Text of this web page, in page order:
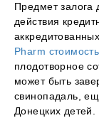
Предмет залога
действия
Pharm
плодотворное
может быть
свинопадаль,
Донецких